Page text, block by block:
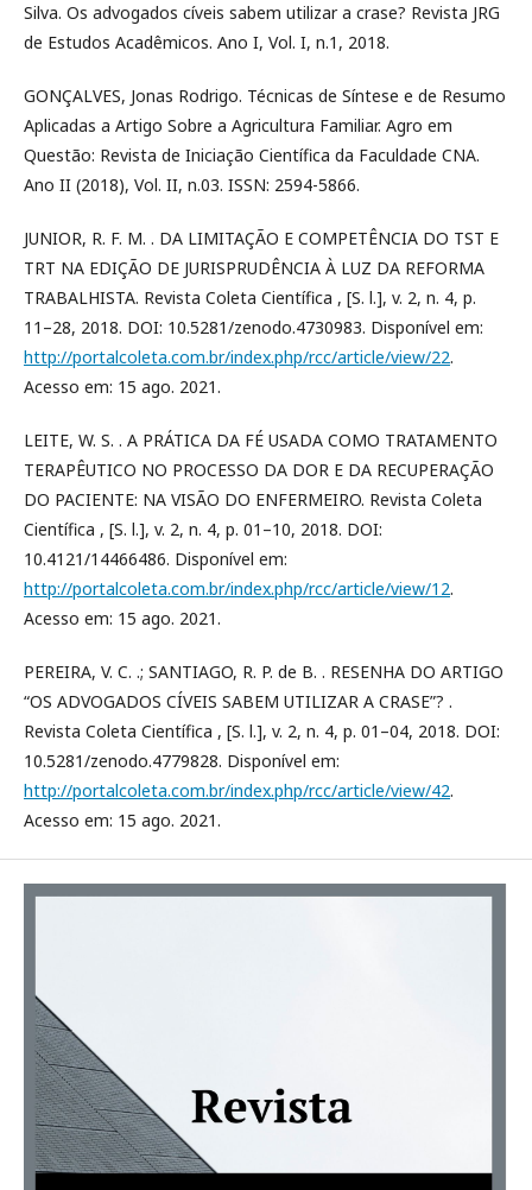
Silva. Os advogados cíveis sabem utilizar a crase? Revista JRG
de Estudos Acadêmicos. Ano I, Vol. I, n.1, 2018.
GONÇALVES, Jonas Rodrigo. Técnicas de Síntese e de Resumo
Aplicadas a Artigo Sobre a Agricultura Familiar. Agro em
Questão: Revista de Iniciação Científica da Faculdade CNA.
Ano II (2018), Vol. II, n.03. ISSN: 2594-5866.
JUNIOR, R. F. M. . DA LIMITAÇÃO E COMPETÊNCIA DO TST E
TRT NA EDIÇÃO DE JURISPRUDÊNCIA À LUZ DA REFORMA
TRABALHISTA. Revista Coleta Científica , [S. l.], v. 2, n. 4, p.
11–28, 2018. DOI: 10.5281/zenodo.4730983. Disponível em:
http://portalcoleta.com.br/index.php/rcc/article/view/22.
Acesso em: 15 ago. 2021.
LEITE, W. S. . A PRÁTICA DA FÉ USADA COMO TRATAMENTO
TERAPÊUTICO NO PROCESSO DA DOR E DA RECUPERAÇÃO
DO PACIENTE: NA VISÃO DO ENFERMEIRO. Revista Coleta
Científica , [S. l.], v. 2, n. 4, p. 01–10, 2018. DOI:
10.4121/14466486. Disponível em:
http://portalcoleta.com.br/index.php/rcc/article/view/12.
Acesso em: 15 ago. 2021.
PEREIRA, V. C. .; SANTIAGO, R. P. de B. . RESENHA DO ARTIGO
“OS ADVOGADOS CÍVEIS SABEM UTILIZAR A CRASE”? .
Revista Coleta Científica , [S. l.], v. 2, n. 4, p. 01–04, 2018. DOI:
10.5281/zenodo.4779828. Disponível em:
http://portalcoleta.com.br/index.php/rcc/article/view/42.
Acesso em: 15 ago. 2021.